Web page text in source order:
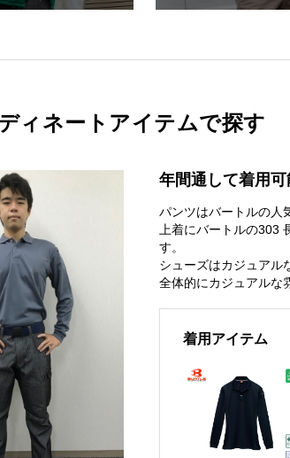
ィネートアイテムで探す
年間通して着用
パンツはバートルの人
上着にバートルの303
す。
シューズはカジュアル
全体的にカジュアルな
着用アイテム